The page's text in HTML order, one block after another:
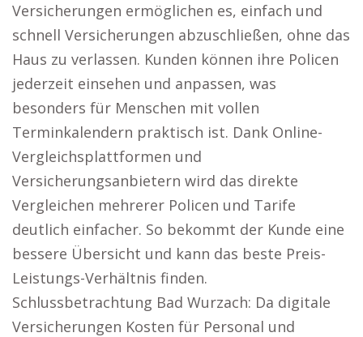
Versicherungen ermöglichen es, einfach und
schnell Versicherungen abzuschließen, ohne das
Haus zu verlassen. Kunden können ihre Policen
jederzeit einsehen und anpassen, was
besonders für Menschen mit vollen
Terminkalendern praktisch ist. Dank Online-
Vergleichsplattformen und
Versicherungsanbietern wird das direkte
Vergleichen mehrerer Policen und Tarife
deutlich einfacher. So bekommt der Kunde eine
bessere Übersicht und kann das beste Preis-
Leistungs-Verhältnis finden.
Schlussbetrachtung Bad Wurzach: Da digitale
Versicherungen Kosten für Personal und